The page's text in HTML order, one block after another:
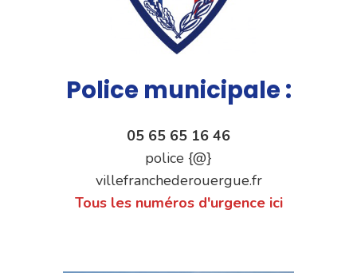
Police municipale :
05 65 65 16 46
police {@}
villefranchederouergue.fr
Tous les numéros d'urgence ici